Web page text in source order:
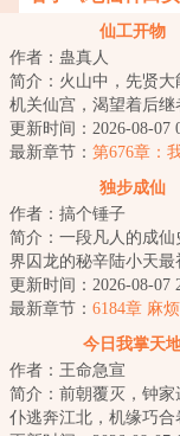
仙工开物
作者：蛊真人
简介：火山中，先贤大
机关仙宫，渴望着后继
舍命争取，获得仙宫宝
前留给了宁拙。...
更新时间：2026-08-07
最新章节： 第676章：
独步成仙
作者：搞个锤子
简介：一段凡人的成仙
界囚龙的秘辛陆小天最
不过是踏上永生的仙道
斩棘得偿所愿之...
更新时间：2026-08-07
最新章节： 6184章 麻烦
今日我掌天
作者：王命急宣
简介：前朝覆灭，钟家
仆逃奔江北，机缘巧合